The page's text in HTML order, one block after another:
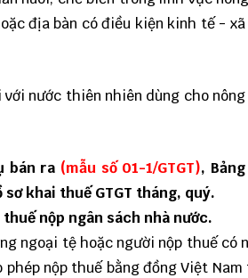
địa bàn có điều kiện kinh tế -
nước thiên nhiên dùng cho
bán ra (mẫu số 01-1/GTGT),
khai thuế GTGT tháng, quý.
nộp ngân sách nhà nước.
ngoại tệ hoặc người nộp thuế có
nộp thuế bằng đồng Việt